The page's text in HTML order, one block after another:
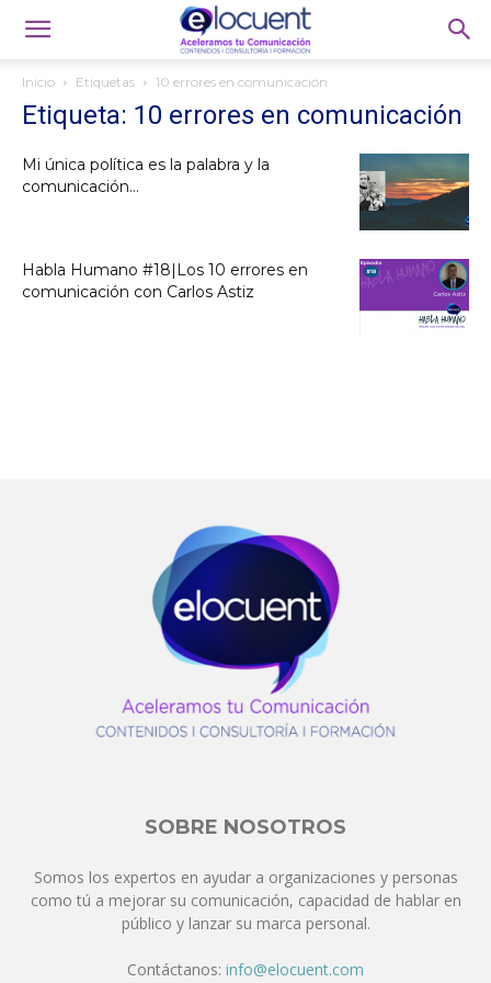
Inicio Etiquetas 10 errores en comunicación
Etiqueta: 10 errores en comunicación
Mi única política es la palabra y la
comunicación…
Habla Humano #18|Los 10 errores en
comunicación con Carlos Astiz
SOBRE NOSOTROS
Somos los expertos en ayudar a organizaciones y personas
como tú a mejorar su comunicación, capacidad de hablar en
público y lanzar su marca personal.
Contáctanos: info@elocuent.com